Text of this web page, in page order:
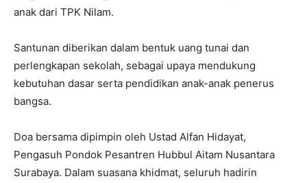
anak dari TPK Nilam.
Santunan diberikan dalam bentuk uang tunai dan
perlengkapan sekolah, sebagai upaya mendukung
kebutuhan dasar serta pendidikan anak-anak penerus
bangsa.
Doa bersama dipimpin oleh Ustad Alfan Hidayat,
Pengasuh Pondok Pesantren Hubbul Aitam Nusantara
Surabaya. Dalam suasana khidmat, seluruh hadirin